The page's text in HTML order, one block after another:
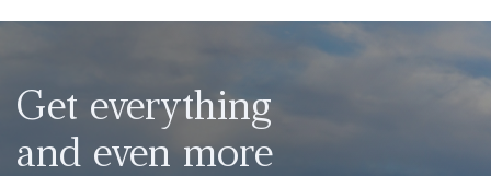
Get everything
and even more